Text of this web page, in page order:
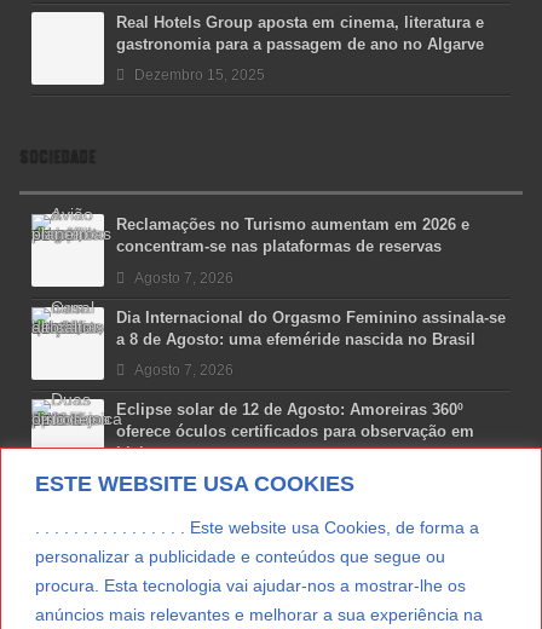
ESTE WEBSITE USA COOKIES
. . . . . . . . . . . . . . . . Este website usa Cookies, de forma a
personalizar a publicidade e conteúdos que segue ou
procura. Esta tecnologia vai ajudar-nos a mostrar-lhe os
anúncios mais relevantes e melhorar a sua experiência na
Real Hotels Group aposta em cinema, literatura e
gastronomia para a passagem de ano no Algarve
Dezembro 15, 2025
SOCIEDADE
Reclamações no Turismo aumentam em 2026 e
concentram-se nas plataformas de reservas
Agosto 7, 2026
Dia Internacional do Orgasmo Feminino assinala-se
a 8 de Agosto: uma efeméride nascida no Brasil
Agosto 7, 2026
Eclipse solar de 12 de Agosto: Amoreiras 360º
oferece óculos certificados para observação em
Lisboa
Agosto 7, 2026
Lua Afonso vence prémio internacional de liderança
Agosto 7, 2026
Preparar o carro para as férias de Verão